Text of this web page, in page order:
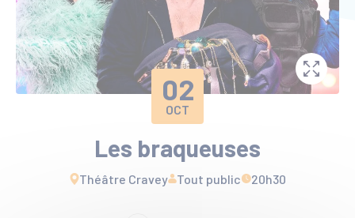
02
OCT
Les braqueuses
Théâtre Cravey Tout public 20h30